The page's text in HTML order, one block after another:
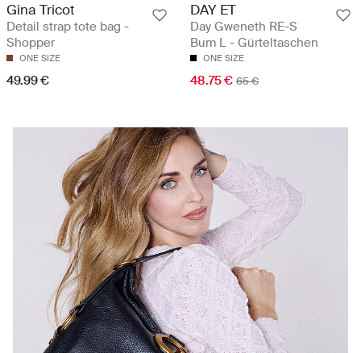
Gina Tricot
Detail strap tote bag -
Shopper
ONE SIZE
49.99 €
DAY ET
Day Gweneth RE-S
Bum L - Gürteltaschen
ONE SIZE
48.75 € 65 €